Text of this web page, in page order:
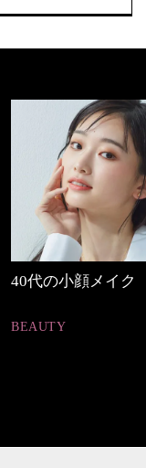
優木まおみさん「